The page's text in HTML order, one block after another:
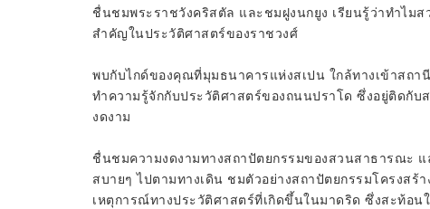
ชื่นชมพระราชวังคริสตัล และชมฝูงนกยูง เรียนรู้ว่าทำไม
สำคัญในประวัติศาสตร์ของราชวงศ์
พบกับไกด์ของคุณที่มุมธนาคารแห่งสเปน ใกล้ทางเข้าสถา
ทำความรู้จักกับประวัติศาสตร์ของถนนปราโด ซึ่งอยู่ติดกับ
งดงาม
ชื่นชมความงดงามทางสถาปัตยกรรมของสวนสาธารณะ
สบายๆ ไปตามทางเดิน ชมตัวอย่างสถาปัตยกรรมโครงสร้
เหตุการณ์ทางประวัติศาสตร์ที่เกิดขึ้นในมาดริด ซึ่งสะท้อ